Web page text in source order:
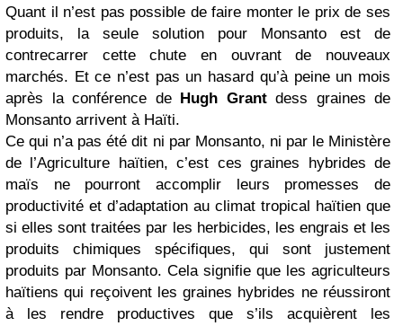
Quant il n’est pas possible de faire monter le prix de ses
produits, la seule solution pour Monsanto est de
contrecarrer cette chute en ouvrant de nouveaux
marchés. Et ce n’est pas un hasard qu’à peine un mois
après la conférence de Hugh Grantdess graines de
Monsanto arrivent à Haïti.
Ce qui n’a pas été dit ni par Monsanto, ni par le Ministère
de l’Agriculture haïtien, c’est ces graines hybrides de
maïs ne pourront accomplir leurs promesses de
productivité et d’adaptation au climat tropical haïtien que
si elles sont traitées par les herbicides, les engrais et les
produits chimiques spécifiques, qui sont justement
produits par Monsanto. Cela signifie que les agriculteurs
haïtiens qui reçoivent les graines hybrides ne réussiront
à les rendre productives que s’ils acquièrent les